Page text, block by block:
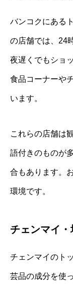
バンコクにある
の店舗では、24
夜遅くでもショ
食品コーナーや
います。
これらの店舗は
語付きのものが
合もあります。
環境です。
チェンマイ
チェンマイのト
芸品の成分を使